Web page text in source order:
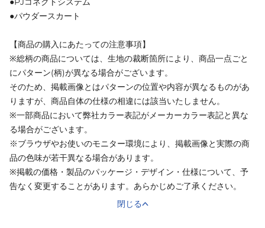
●パウダースカート
【商品の購入にあたっての注意事項】
※総柄の商品については、生地の裁断箇所により、商品一点ごと
にパターン(柄)が異なる場合がございます。
そのため、掲載画像とはパターンの位置や内容が異なるものがあ
りますが、商品自体の仕様の相違には該当いたしません。
※一部商品において弊社カラー表記がメーカーカラー表記と異な
る場合がございます。
※ブラウザやお使いのモニター環境により、掲載画像と実際の商
品の色味が若干異なる場合があります。
※掲載の価格・製品のパッケージ・デザイン・仕様について、予
告なく変更することがあります。あらかじめご了承ください。
閉じる